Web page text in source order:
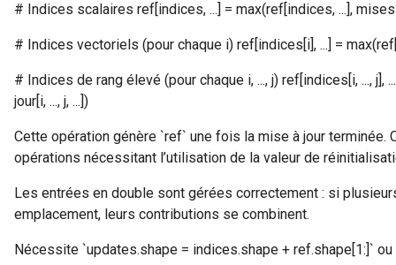
# Indices scalaires ref[indices, ...] = max(ref[indices, ...], mises
# Indices vectoriels (pour chaque i) ref[indices[i], ...] =
# Indices de rang élevé (pour chaque i, ..., j) ref[indices[i, ..., j],
jour[i, ..., j, ...])
Cette opération génère `ref` une fois la mise à jour terminée.
opérations nécessitant l’utilisation de la valeur de
Les entrées en double sont gérées correctement : si
emplacement, leurs contributions se combinent.
Nécessite `updates.shape = indices.shape + ref.shape[1:]` ou